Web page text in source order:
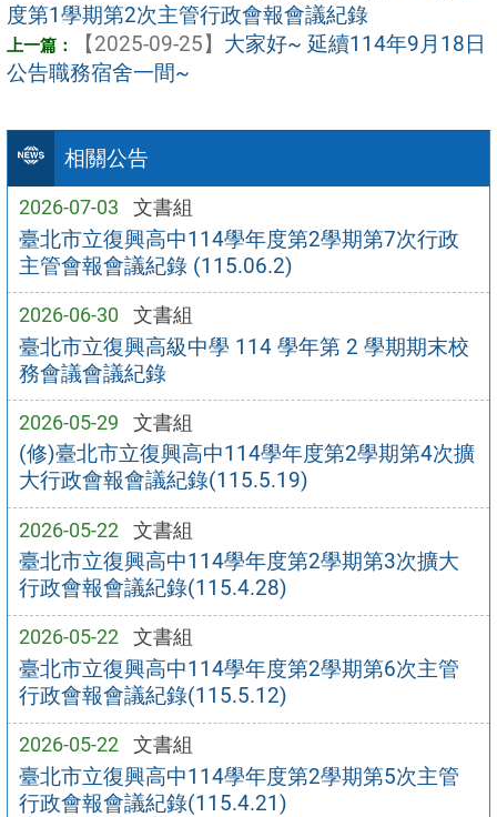
相關公告
2026-07-03 文書組
臺北市立復興高中114學年度第2學期第7次行政
主管會報會議紀錄 (115.06.2)
2026-06-30 文書組
臺北市立復興高級中學 114 學年第 2 學期期末校
務會議會議紀錄
2026-05-29 文書組
(修)臺北市立復興高中114學年度第2學期第4次擴
大行政會報會議紀錄(115.5.19)
2026-05-22 文書組
臺北市立復興高中114學年度第2學期第3次擴大
行政會報會議紀錄(115.4.28)
2026-05-22 文書組
臺北市立復興高中114學年度第2學期第6次主管
行政會報會議紀錄(115.5.12)
2026-05-22 文書組
臺北市立復興高中114學年度第2學期第5次主管
行政會報會議紀錄(115.4.21)
度第1學期第2次主管行政會報會議紀錄
【2025-09-25】 大家好~ 延續114年9月18日
公告職務宿舍一間~